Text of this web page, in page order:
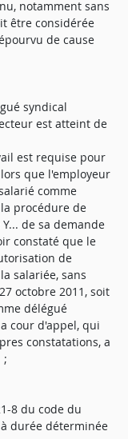
notamment sans
être considérée
de cause
syndical
est atteint de
est requise pour
que l'employeur
comme
procédure de
de sa demande
constaté que le
de
salariée, sans
octobre 2011, soit
délégué
cour d'appel, qui
constatations, a
;
8 du code du
durée déterminée